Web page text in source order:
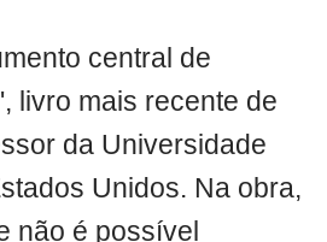
central de
livro mais recente de
da Universidade
Unidos. Na obra,
não é possível